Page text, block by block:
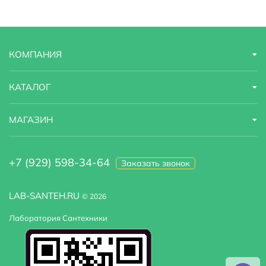
Расположение смесителя
Ширина мм.
Установка над стиральную машину : Да
Высота мм. 110
LAB-SANTEH.RU © 2026
Лаборатория Сантехники
КОМПАНИЯ
КАТАЛОГ
МАГАЗИН
+7 (929) 598-34-64 Заказать звонок